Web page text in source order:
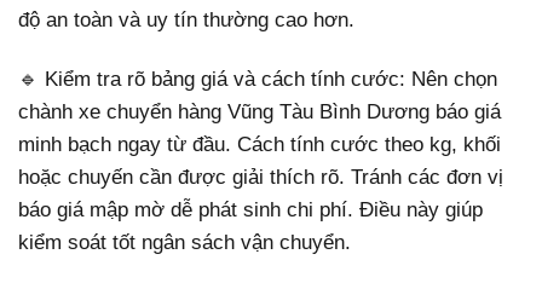
độ an toàn và uy tín thường cao hơn.
🔹 Kiểm tra rõ bảng giá và cách tính cước: Nên chọn
chành xe chuyển hàng Vũng Tàu Bình Dương báo giá
minh bạch ngay từ đầu. Cách tính cước theo kg, khối
hoặc chuyến cần được giải thích rõ. Tránh các đơn vị
báo giá mập mờ dễ phát sinh chi phí. Điều này giúp
kiểm soát tốt ngân sách vận chuyển.